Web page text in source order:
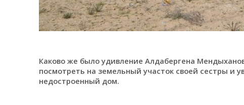
Каково же было удивление Алдабергена
посмотреть на земельный участок своей сестры и
недостроенный дом.